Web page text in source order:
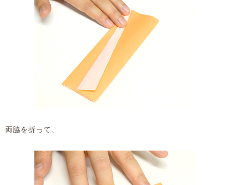
両脇を折って、